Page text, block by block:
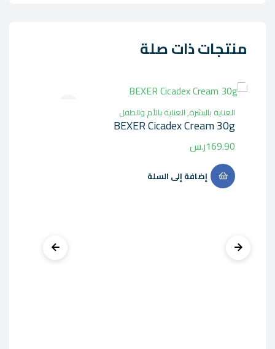
منتجات ذات صلة
العناية بالبشرة,العناية بالأم والطفل
BEXER Cicadex Cream 30g
169.90ر.س
إضافة إلى السلة